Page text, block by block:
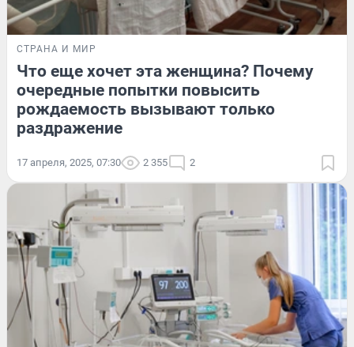
СТРАНА И МИР
Что еще хочет эта женщина? Почему
очередные попытки повысить
рождаемость вызывают только
раздражение
17 апреля, 2025, 07:30 2 355 2